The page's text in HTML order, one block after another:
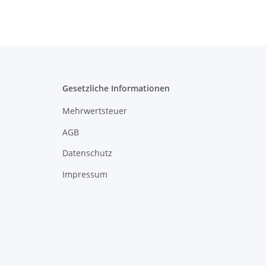
Gesetzliche Informationen
Mehrwertsteuer
AGB
Datenschutz
Impressum